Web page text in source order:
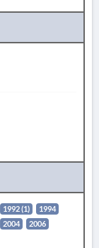
1992 (1)
1994
2004
2006